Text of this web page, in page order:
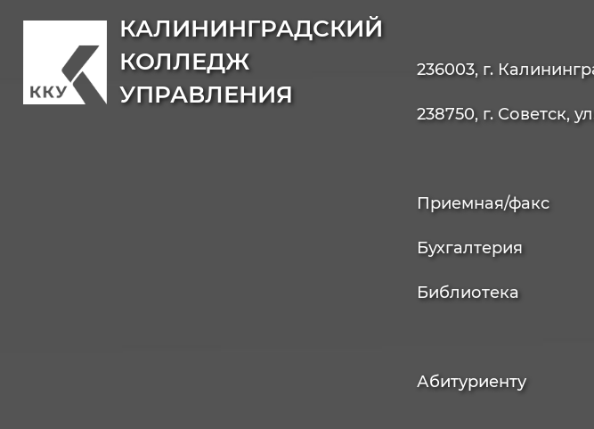
КАЛИНИНГРАДСКИЙ
КОЛЛЕДЖ
УПРАВЛЕНИЯ
236003, г.
238750, г. Советск,
Приемная/факс
Бухгалтерия
Библиотека
Абитуриенту